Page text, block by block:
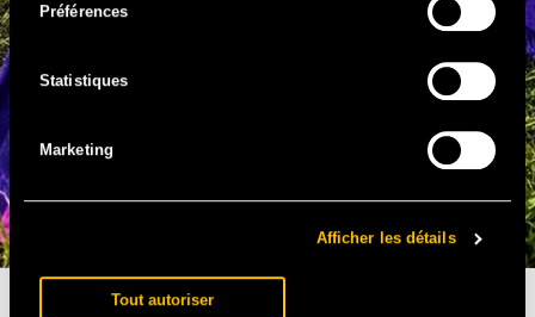
Préférences
Statistiques
Marketing
Afficher les détails
Tout autoriser
IL EST BEAU MON MAILLOT